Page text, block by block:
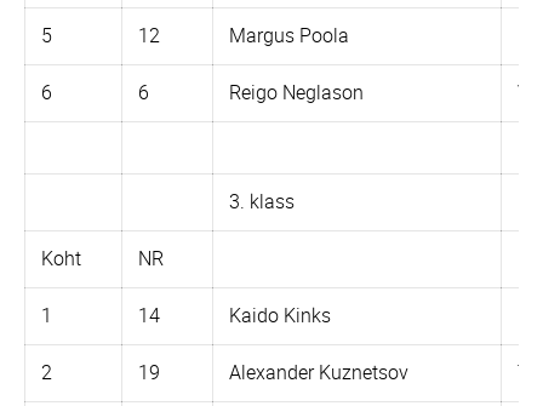
5 12 Margus Poola
6 6 Reigo Neglason
3. klass
Koht NR
1 14 Kaido Kinks
2 19 Alexander Kuznetsov